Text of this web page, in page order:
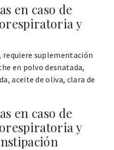
en caso de
y
requiere suplementación
en polvo desnatada,
aceite de oliva, clara de
en caso de
y